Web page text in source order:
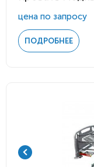
цена по запросу
ПОДРОБНЕЕ